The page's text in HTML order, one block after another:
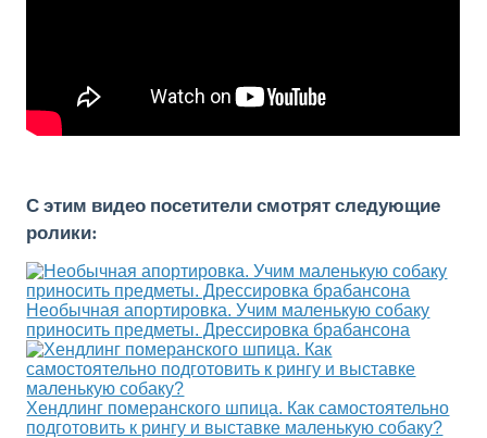
С этим видео посетители смотрят следующие
ролики:
Необычная апортировка. Учим маленькую собаку
приносить предметы. Дрессировка брабансона
Хендлинг померанского шпица. Как самостоятельно
подготовить к рингу и выставке маленькую собаку?